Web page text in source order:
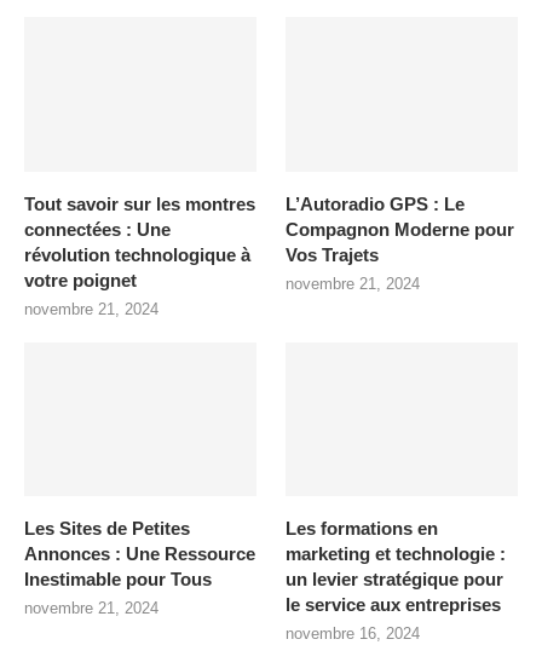
Tout savoir sur les montres
connectées : Une
révolution technologique à
votre poignet
novembre 21, 2024
L’Autoradio GPS : Le
Compagnon Moderne pour
Vos Trajets
novembre 21, 2024
Les Sites de Petites
Annonces : Une Ressource
Inestimable pour Tous
novembre 21, 2024
Les formations en
marketing et technologie :
un levier stratégique pour
le service aux entreprises
novembre 16, 2024